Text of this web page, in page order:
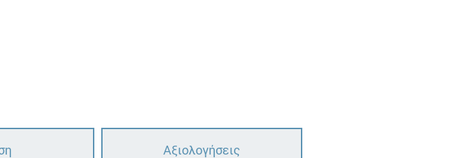
Αξιολογήσεις